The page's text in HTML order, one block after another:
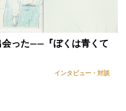
った――『ぼくは青くて
インタビュー・対談